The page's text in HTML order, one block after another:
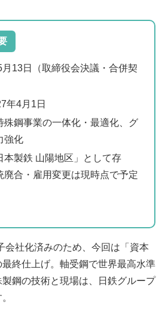
月13日（取締役会決議・合併契
年4月1日
殊鋼事業の一体化・最適化、グ
強化
本製鉄 山陽地区」として存
廃合・雇用変更は現時点で予定
会社化済みのため、今回は「資本
終仕上げ。軸受鋼で世界最高水準
鋼の技術と現場は、日鉄グループ